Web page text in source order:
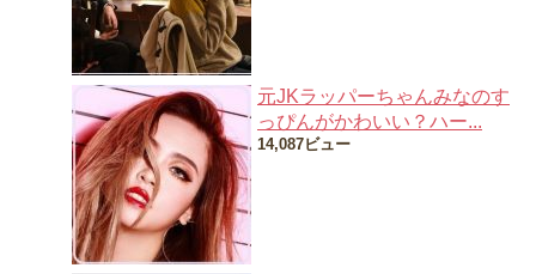
元JKラッパーちゃんみなのす
っぴんがかわいい？ハー...
14,087ビュー